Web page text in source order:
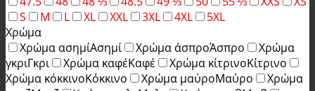
S
M L XL XXL 3XL 4XL
5XL
Χρώμα
Χρώμα ασημίΑσημί Χρώμα άσπροΆσπρο
Χρώμα
γκριΓκρι Χρώμα καφέΚαφέ Χρώμα κίτρινοΚίτρινο
Χρώμα κόκκινοΚόκκινο Χρώμα μαύροΜαύρο
Χρώμα